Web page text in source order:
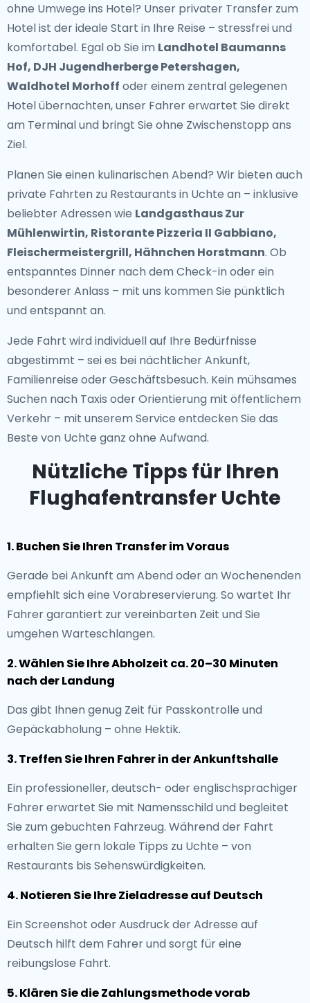
ohne Umwege ins Hotel? Unser privater Transfer zum
Hotelist der ideale Start in Ihre Reise – stressfrei und
komfortabel. Egal ob Sie im Landhotel Baumanns
Hof, DJH Jugendherberge Petershagen,
Waldhotel Morhoff oder einem zentral gelegenen
Hotel übernachten, unser Fahrer erwartet Sie direkt
am Terminal und bringt Sie ohne Zwischenstopp ans
Ziel.
Planen Sie einen kulinarischen Abend? Wir bieten auch
private Fahrten zu Restaurants in Uchte an – inklusive
beliebter Adressen wie Landgasthaus Zur
Mühlenwirtin, Ristorante Pizzeria II Gabbiano,
Fleischermeistergrill, Hähnchen Horstmann. Ob
entspanntes Dinner nach dem Check-in oder ein
besonderer Anlass – mit uns kommen Sie pünktlich
und entspannt an.
Jede Fahrt wird individuell auf Ihre Bedürfnisse
abgestimmt – sei es bei nächtlicher Ankunft,
Familienreise oder Geschäftsbesuch. Kein mühsames
Suchen nach Taxis oder Orientierung mit öffentlichem
Verkehr – mit unserem Service entdecken Sie das
Beste von Uchte ganz ohne Aufwand.
Nützliche Tipps für Ihren
Flughafentransfer Uchte
1. Buchen Sie Ihren Transfer im Voraus
Gerade bei Ankunft am Abend oder an Wochenenden
empfiehlt sich eine Vorabreservierung. So wartet Ihr
Fahrer garantiert zur vereinbarten Zeit und Sie
umgehen Warteschlangen.
2. Wählen Sie Ihre Abholzeit ca. 20–30 Minuten
nach der Landung
Das gibt Ihnen genug Zeit für Passkontrolle und
Gepäckabholung – ohne Hektik.
3. Treffen Sie Ihren Fahrer in der Ankunftshalle
Ein professioneller, deutsch- oder englischsprachiger
Fahrer erwartet Sie mit Namensschild und begleitet
Sie zum gebuchten Fahrzeug. Während der Fahrt
erhalten Sie gern lokale Tipps zu Uchte – von
Restaurants bis Sehenswürdigkeiten.
4. Notieren Sie Ihre Zieladresse auf Deutsch
Ein Screenshot oder Ausdruck der Adresse auf
Deutsch hilft dem Fahrer und sorgt für eine
reibungslose Fahrt.
5. Klären Sie die Zahlungsmethode vorab